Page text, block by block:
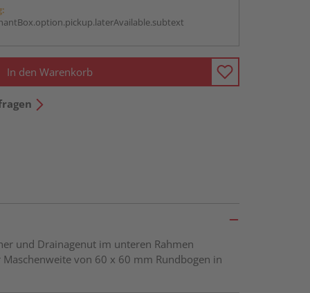
In den Warenkorb
und Drainagenut im unteren Rahmen
von 60 x 60 mm Rundbogen in